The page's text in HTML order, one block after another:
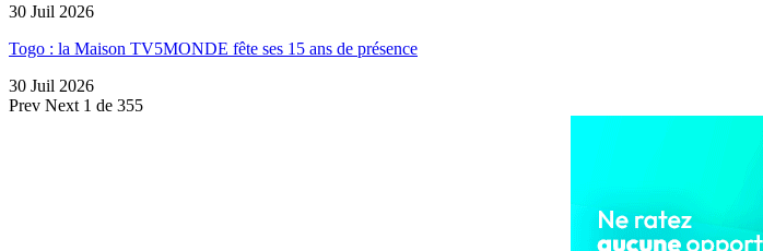
30 Juil 2026
Togo : la Maison TV5MONDE fête ses 15 ans de présence
30 Juil 2026
Prev Next 1 de 355